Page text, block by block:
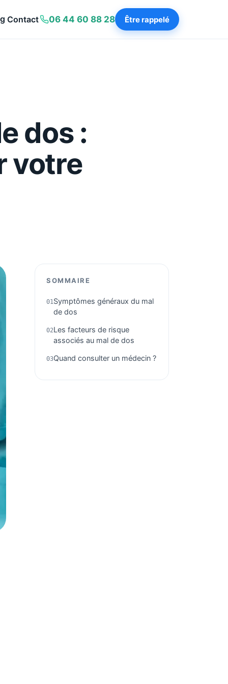
Contact 06 44 60 88 28 Être rappelé
dos :
votre
SOMMAIRE
Symptômes généraux du mal
de dos
Les facteurs de risque
associés au mal de dos
Quand consulter un médecin ?